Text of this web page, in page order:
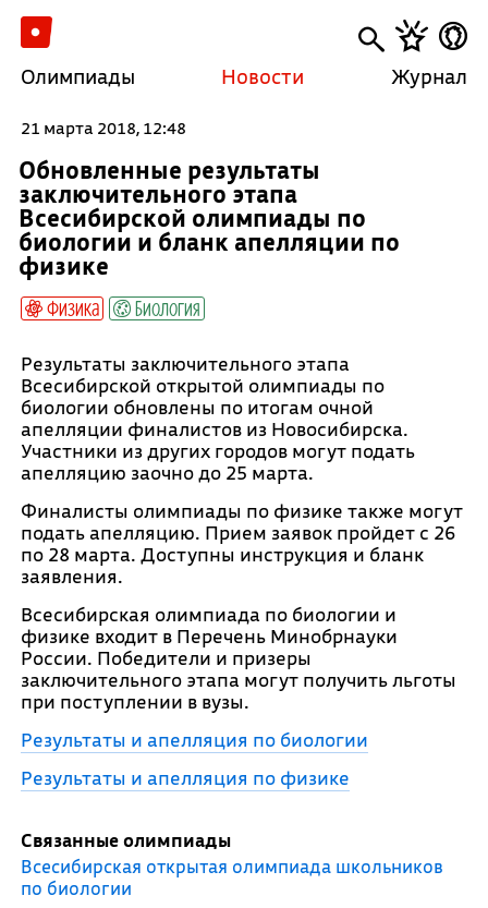
Олимпиады Новости Журнал
21 марта 2018, 12:48
Обновленные результаты
заключительного этапа
Всесибирской олимпиады по
биологии и бланк апелляции по
физике
Физика Биология
Результаты заключительного этапа
Всесибирской открытой олимпиады по
биологии обновлены по итогам очной
апелляции финалистов из Новосибирска.
Участники из других городов могут подать
апелляцию заочно до 25 марта.
Финалисты олимпиады по физике также могут
подать апелляцию. Прием заявок пройдет с 26
по 28 марта. Доступны инструкция и бланк
заявления.
Всесибирская олимпиада по биологии и
физике входит в Перечень Минобрнауки
России. Победители и призеры
заключительного этапа могут получить льготы
при поступлении в вузы.
Результаты и апелляция по биологии
Результаты и апелляция по физике
Связанные олимпиады
Всесибирская открытая олимпиада школьников
по биологии